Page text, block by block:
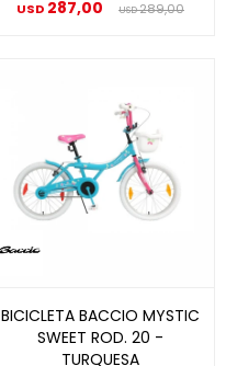
USD 287,00 USD289,00
BICICLETA BACCIO MYSTIC
SWEET ROD. 20 -
TURQUESA